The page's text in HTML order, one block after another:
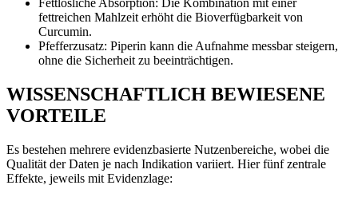
Fettlösliche Absorption: Die Kombination mit einer
fettreichen Mahlzeit erhöht die Bioverfügbarkeit von
Curcumin.
Pfefferzusatz: Piperin kann die Aufnahme messbar steigern,
ohne die Sicherheit zu beeinträchtigen.
WISSENSCHAFTLICH BEWIESENE
VORTEILE
Es bestehen mehrere evidenzbasierte Nutzenbereiche, wobei die
Qualität der Daten je nach Indikation variiert. Hier fünf zentrale
Effekte, jeweils mit Evidenzlage: